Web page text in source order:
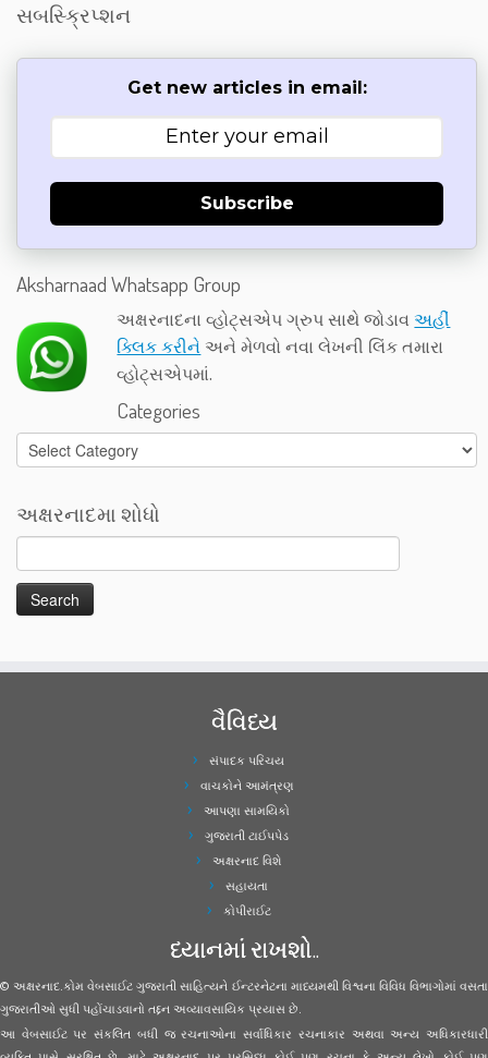
સબસ્ક્રિપ્શન
Get new articles in email:
Subscribe
Aksharnaad Whatsapp Group
અક્ષરનાદના વ્હોટ્સએપ ગ્રુપ સાથે જોડાવઅહીં
ક્લિક કરીને અને મેળવો નવા લેખની લિંક તમારા
વ્હોટ્સએપમાં.
Categories
Categories
અક્ષરનાદમા શોધો
વૈવિધ્ય
સંપાદક પરિચય
વાચકોને આમંત્રણ
આપણા સામયિકો
ગુજરાતી ટાઈપપેડ
અક્ષરનાદ વિશે
સહાયતા
કોપીરાઈટ
ધ્યાનમાં રાખશો..
© અક્ષરનાદ.કોમ વેબસાઈટ ગુજરાતી સાહિત્યને ઈન્ટરનેટના માધ્યમથી વિશ્વના વિવિધ વિભાગોમાં વસતા
ગુજરાતીઓ સુધી પહોંચાડવાનો તદ્દન અવ્યાવસાયિક પ્રયાસ છે.
આ વેબસાઈટ પર સંકલિત બધી જ રચનાઓના સર્વાધિકાર રચનાકાર અથવા અન્ય અધિકારધારી